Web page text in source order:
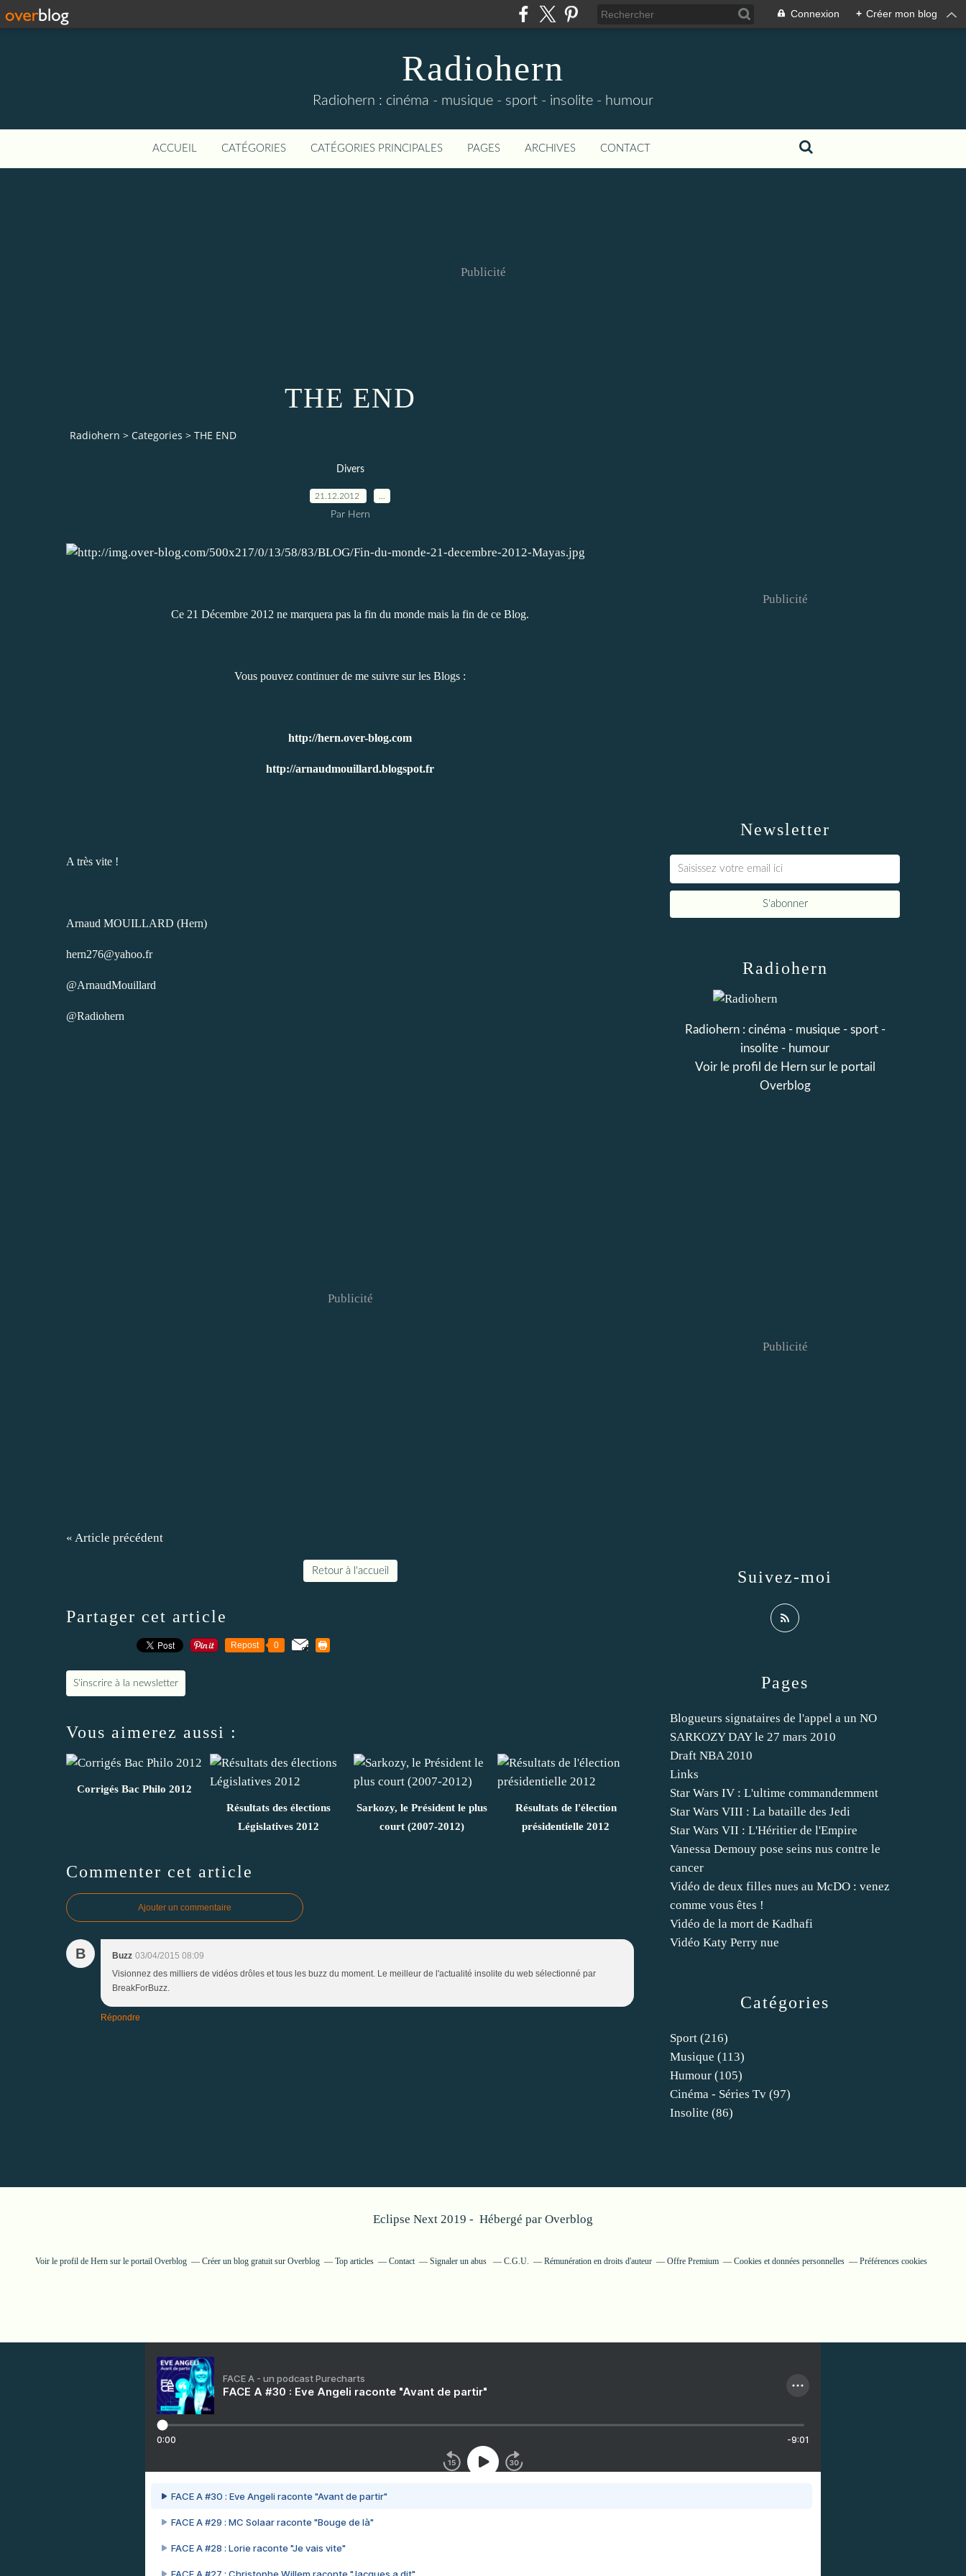
Connexion + Créer mon blog
Radiohern
Radiohern : cinéma - musique - sport - insolite - humour
ACCUEIL CATÉGORIES CATÉGORIES PRINCIPALES PAGES ARCHIVES CONTACT
Publicité
THE END
Radiohern > Categories > THE END
Divers
21.12.2012
Par Hern
Ce 21 Décembre 2012 ne marquera pas la fin du monde mais la fin de ce Blog.
Vous pouvez continuer de me suivre sur les Blogs :
http://hern.over-blog.com
http://arnaudmouillard.blogspot.fr
A très vite !
Arnaud MOUILLARD (Hern)
hern276@yahoo.fr
@ArnaudMouillard
@Radiohern
Publicité
« Article précédent
Retour à l'accueil
Partager cet article
Repost 0
S'inscrire à la newsletter
Vous aimerez aussi :
Corrigés Bac Philo 2012
Résultats des élections
Législatives 2012
Sarkozy, le Président le plus
court (2007-2012)
Résultats de l'élection
présidentielle 2012
Commenter cet article
Ajouter un commentaire
B Buzz 03/04/2015 08:09
Visionnez des milliers de vidéos drôles et tous les buzz du moment. Le meilleur de l'actualité insolite du web sélectionné par
BreakForBuzz.
Répondre
Newsletter
Publicité
Catégories
Sport (216)
Musique (113)
Humour (105)
Cinéma - Séries Tv (97)
Insolite (86)
Pages
Blogueurs signataires de l'appel a un NO
SARKOZY DAY le 27 mars 2010
Draft NBA 2010
Links
Star Wars IV : L'ultime commandemment
Star Wars VIII : La bataille des Jedi
Star Wars VII : L'Héritier de l'Empire
Vanessa Demouy pose seins nus contre le
cancer
Vidéo de deux filles nues au McDO : venez
comme vous êtes !
Vidéo de la mort de Kadhafi
Vidéo Katy Perry nue
Radiohern
Radiohern : cinéma - musique - sport -
insolite - humour
Voir le profil de Hernsur le portail
Overblog
Suivez-moi
Publicité
Eclipse Next 2019 - Hébergé par Overblog
Voir le profil de Hernsur le portail Overblog Créer un blog gratuit sur Overblog Top articles Contact Signaler un abus C.G.U. Rémunération en droits d'auteur Offre Premium Cookies et données personnelles Préférences cookies
FACE A - un podcast Purecharts
FACE A #30 : Eve Angeli raconte "Avant de partir"
0:00 -9:01
FACE A #30 : Eve Angeli raconte "Avant de partir"
FACE A #29 : MC Solaar raconte "Bouge de là"
FACE A #28 : Lorie raconte "Je vais vite"